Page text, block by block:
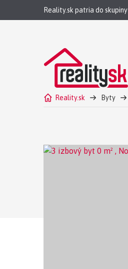
Reality.sk patria do skupiny
Reality.sk Byty